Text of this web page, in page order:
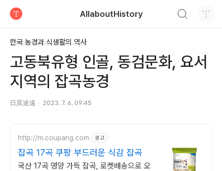
AllaboutHistory
한국 농경과 식생활의 역사
고동북유형 인골, 동검문화, 요서
지역의 잡곡농경
日莫途遠 2023. 7. 6. 09:45
http://m.coupang.com 광고
잡곡 17곡 쿠팡 부드러운 식감 잡곡
국산 17곡 영양 가득 잡곡, 로켓배송으로 오